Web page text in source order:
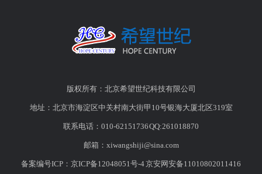
版权所有：北京希望世纪科技有限公司
地址：北京市海淀区中关村南大街甲10号银海大厦北区319室
联系电话：010-62151736 QQ:261018870
邮箱： xiwangshiji@sina.com
备案编号ICP：京ICP备12048051号-4京安网安备11010802011416